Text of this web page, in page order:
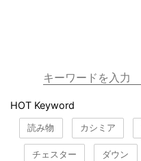
HOT Keyword
読み物 カシミア
チェスター ダウン